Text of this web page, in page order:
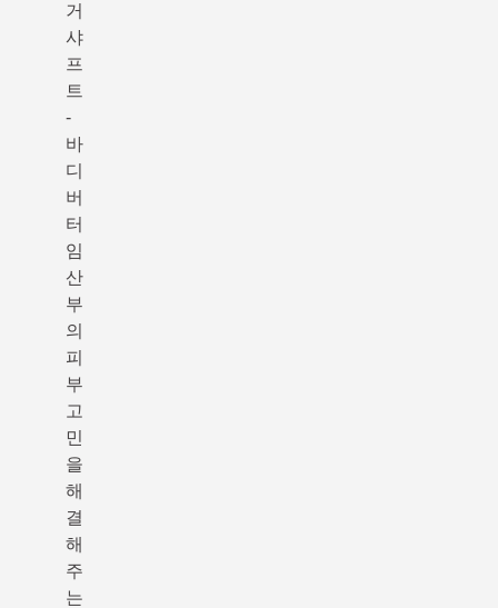
거
샤
프
트
-
바
디
버
터
임
산
부
의
피
부
고
민
을
해
결
해
주
는